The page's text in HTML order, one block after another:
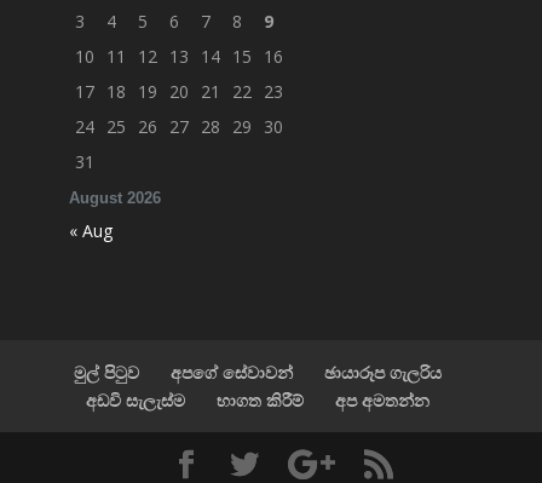
August 2026
3
4 5 6 7 8
9
10
11 12 13 14 15
16
17 18 19 20 21 22 23
24 25 26 27 28 29
30
31
« Aug
මුල් පිටුව අපගේ සේවාවන්
ඡායාරූප ගැලරිය
අඩවි සැලැස්ම
භාගත කිරීම් අප අමතන්න